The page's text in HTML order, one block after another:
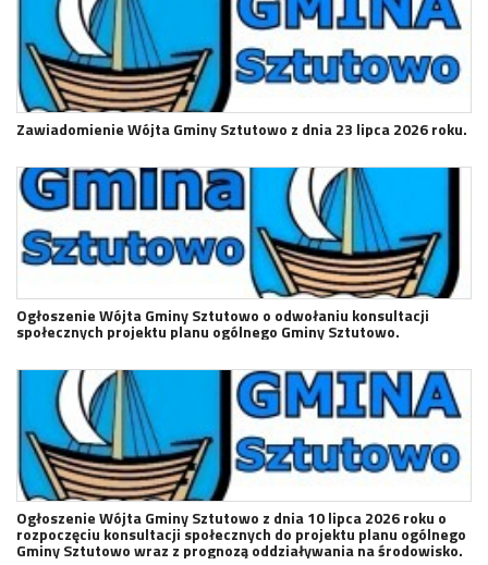
Zawiadomienie Wójta Gminy Sztutowo z dnia 23 lipca 2026 roku.
Ogłoszenie Wójta Gminy Sztutowo o odwołaniu konsultacji
społecznych projektu planu ogólnego Gminy Sztutowo.
Ogłoszenie Wójta Gminy Sztutowo z dnia 10 lipca 2026 roku o
rozpoczęciu konsultacji społecznych do projektu planu ogólnego
Gminy Sztutowo wraz z prognozą oddziaływania na środowisko.